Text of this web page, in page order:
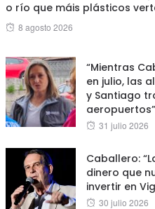
o río que máis plásticos
Posted
8 agosto 2026
“Mientras
en julio, las
y Santiago
aeropuertos”
Posted
31 julio 2026
Caballero:
dinero que
invertir en
Posted
30 julio 2026